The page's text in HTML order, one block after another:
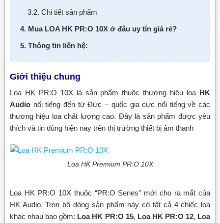
3.2. Chi tiết sản phẩm
4. Mua LOA HK PR:O 10X ở đâu uy tín giá rẻ?
5. Thông tin liên hệ:
Giới thiệu chung
Loa HK PR:O 10X là sản phẩm thuộc thương hiệu loa HK
Audionổi tiếng đến từ Đức – quốc gia cực nổi tiếng về các
thương hiệu loa chất lượng cao. Đây là sản phẩm được yêu
thích và tin dùng hiện nay trên thị trường thiết bị âm thanh
Loa HK Premium PR:O 10X
Loa HK PR:O 10X thuộc “PR:O Series” mới cho ra mắt của
HK Audio. Trọn bộ dòng sản phẩm này có tất cả 4 chiếc loa
khác nhau bao gồm: Loa HK PR:O 15, Loa HK PR:O 12, Loa